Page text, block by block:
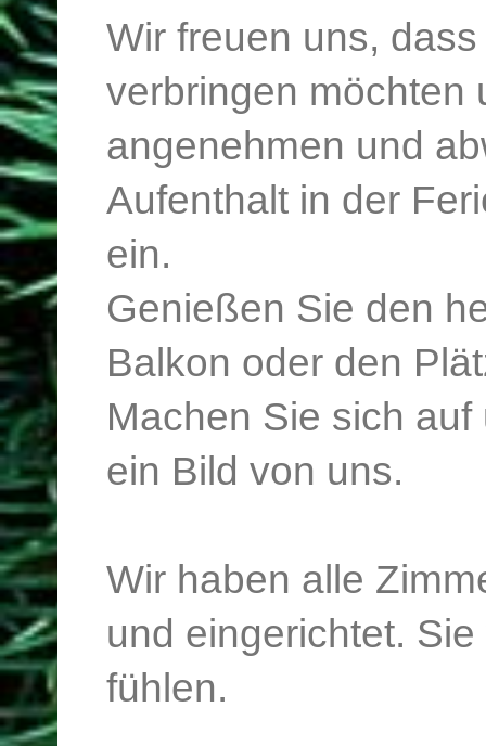
Wir freuen uns,
verbringen möchten
angenehmen und
Aufenthalt in der
ein.
Genießen Sie den
Balkon oder den
Machen Sie sich
ein Bild von uns.
Wir haben alle
und eingerichtet.
fühlen.